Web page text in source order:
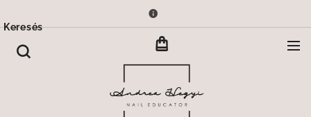
Keresés